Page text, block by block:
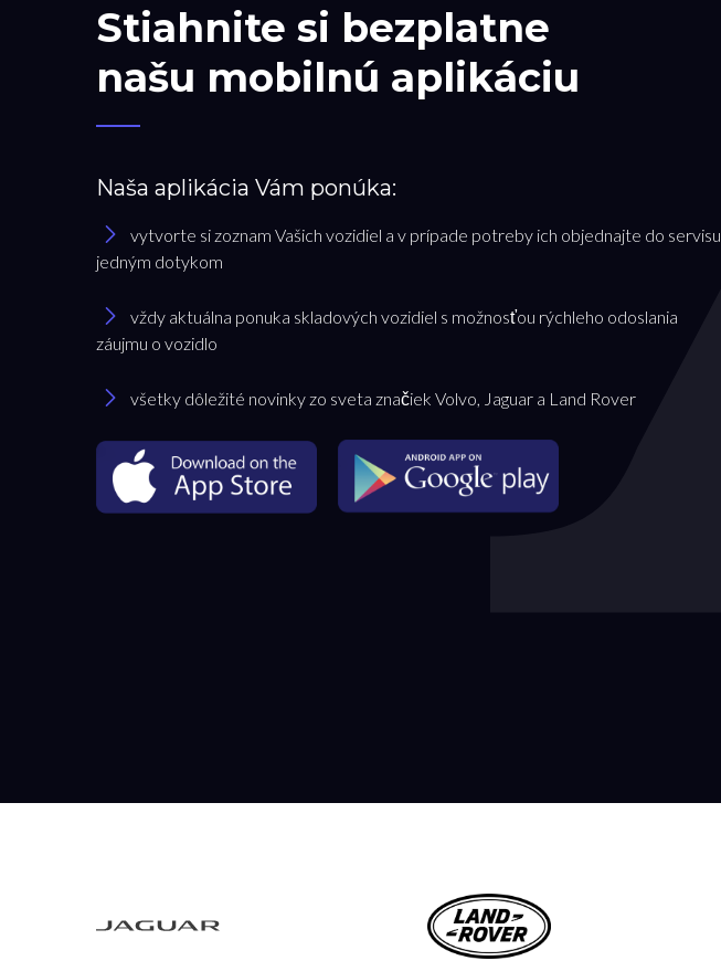
Stiahnite si bezplatne
našu mobilnú aplikáciu
Naša aplikácia Vám ponúka:
vytvorte si zoznam Vašich vozidiel a v prípade potreby ich objednajte do servisu
jedným dotykom
vždy aktuálna ponuka skladových vozidiel s možnosťou rýchleho odoslania
záujmu o vozidlo
všetky dôležité novinky zo sveta značiek Volvo, Jaguar a Land Rover